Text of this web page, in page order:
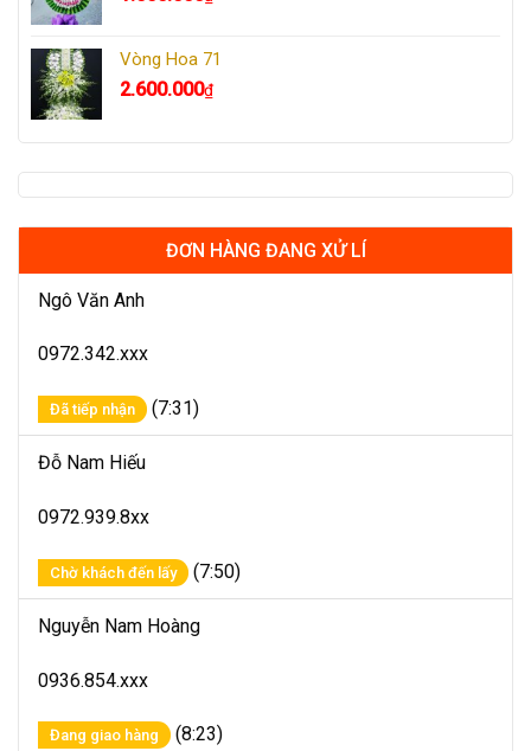
Vòng Hoa 71
2.600.000₫
ĐƠN HÀNG ĐANG XỬ LÍ
Ngô Văn Anh
0972.342.xxx
Đã tiếp nhận (7:31)
Đỗ Nam Hiếu
0972.939.8xx
Chờ khách đến lấy (7:50)
Nguyễn Nam Hoàng
0936.854.xxx
Đang giao hàng (8:23)